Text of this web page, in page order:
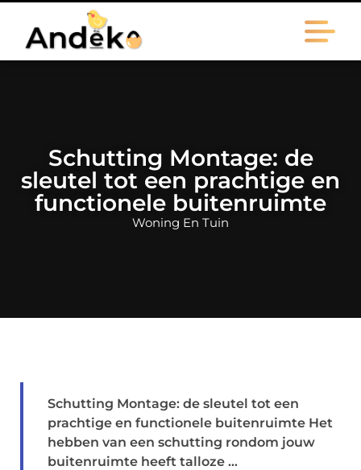
Schutting Montage: de
sleutel tot een prachtige en
functionele buitenruimte
Woning En Tuin
Schutting Montage: de sleutel tot een
prachtige en functionele buitenruimte Het
hebben van een schutting rondom jouw
buitenruimte heeft talloze ...